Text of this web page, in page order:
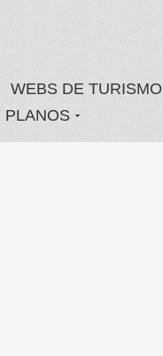
WEBS DE TURISMO
PLANOS